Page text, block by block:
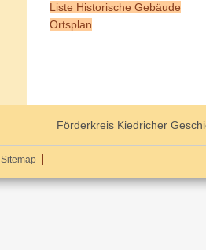
Liste Historische Gebäude
Ortsplan
Förderkreis Kiedricher
Sitemap